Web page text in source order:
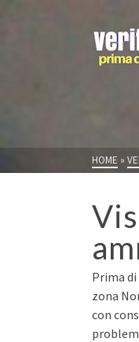
HOME »
Prima
zona
con